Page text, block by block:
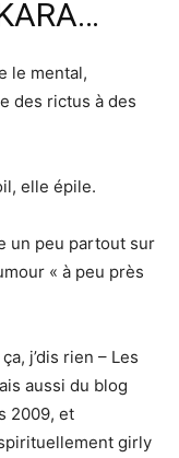
le mental,
des rictus à des
elle épile.
un peu partout sur
« à peu près
j’dis rien – Les
aussi du blog
2009, et
girly